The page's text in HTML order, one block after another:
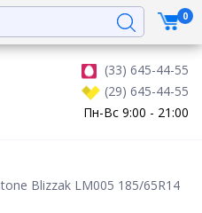
(33) 645-44-55
(29) 645-44-55
Пн-Вс 9:00 - 21:00
0
Blizzak LM005 185/65R14